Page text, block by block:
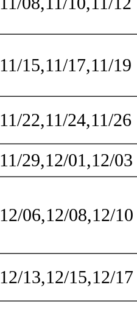
11/15,11/17,11/19
11/22,11/24,11/26
11/29,12/01,12/03
12/06,12/08,12/
12/13,12/15,12/